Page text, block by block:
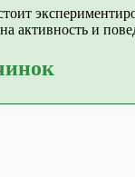
активность и